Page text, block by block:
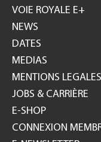
GH
VOIE ROYALE E+
NEWS
DATES
MEDIAS
MENTIONS LEGALES
JOBS & CARRIÈRE
E-SHOP
CONNEXION